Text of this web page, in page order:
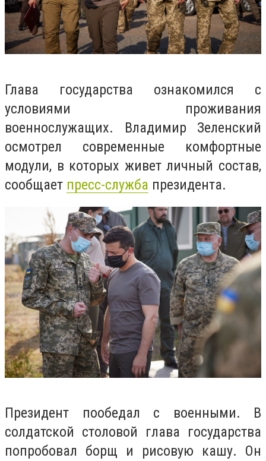
Глава государства ознакомился с
условиями проживания
военнослужащих. Владимир Зеленский
осмотрел современные комфортные
модули, в которых живет личный состав,
сообщает пресс-служба президента.
Президент пообедал с военными. В
солдатской столовой глава государства
попробовал борщ и рисовую кашу. Он